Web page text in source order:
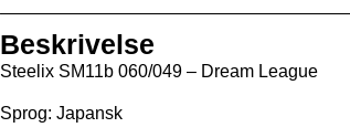
Beskrivelse
Steelix SM11b 060/049 – Dream League
Sprog: Japansk